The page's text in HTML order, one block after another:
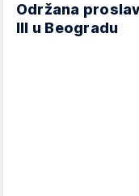
Održana
III u Beogradu